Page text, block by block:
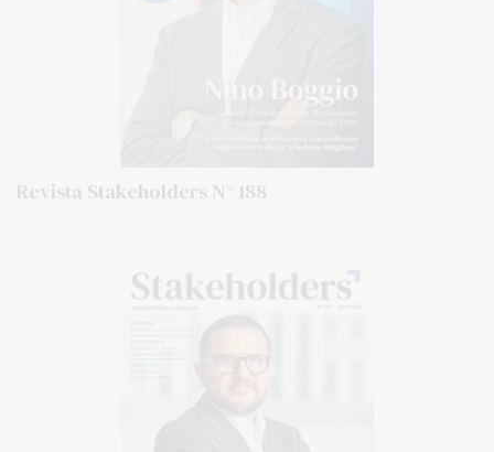
Revista Stakeholders N° 188